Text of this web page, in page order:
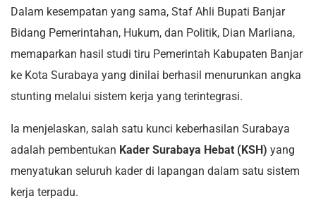
Dalam kesempatan yang sama, Staf Ahli Bupati Banjar
Bidang Pemerintahan, Hukum, dan Politik, Dian Marliana,
memaparkan hasil studi tiru Pemerintah Kabupaten Banjar
ke Kota Surabaya yang dinilai berhasil menurunkan angka
stunting melalui sistem kerja yang terintegrasi.
Ia menjelaskan, salah satu kunci keberhasilan Surabaya
adalah pembentukan Kader Surabaya Hebat (KSH) yang
menyatukan seluruh kader di lapangan dalam satu sistem
kerja terpadu.